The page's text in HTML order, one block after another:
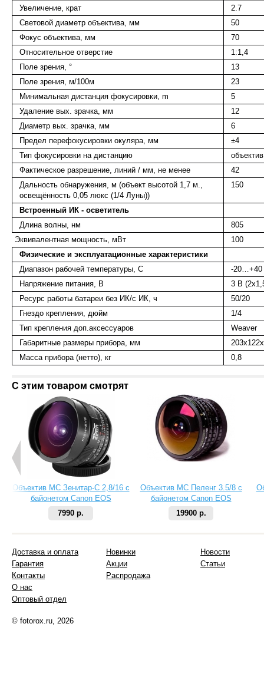
Увеличение, крат
2.7
Световой диаметр объектива, мм
50
Фокус объектива, мм
70
Относительное отверстие
1:1,4
Поле зрения, °
13
Поле зрения, м/100м
23
Минимальная дистанция фокусировки, m
5
Удаление вых. зрачка, мм
12
Диаметр вых. зрачка, мм
6
Предел перефокусировки окуляра, мм
±4
Тип фокусировки на дистанцию
объектив
Фактическое разрешение, линий / мм, не менее
42
Дальность обнаружения, м (объект высотой 1,7 м.,
освещённость 0,05 люкс (1/4 Луны))
150
Встроенный ИК - осветитель
Длина волны, нм
805
Эквивалентная мощность, мВт
100
Физические и эксплуатационные характеристики
Диапазон рабочей температуры, С
-20…+40
Напряжение питания, В
3 В
Ресурс работы батареи без ИК/с ИК, ч
50/20
Гнездо крепления, дюйм
1/4
Тип крепления доп.аксессуаров
Weaver
Габаритные размеры прибора, мм
Масса прибора (нетто), кг
0,8
С этим товаром смотрят
Объектив МС Зенитар-C 2,8/16 с
байонетом Canon EOS
7990 р.
Объектив МС Пеленг 3.5/8 с
байонетом Canon EOS
19900 р.
Доставка и оплата
Гарантия
Контакты
О нас
Оптовый отдел
Новинки
Акции
Распродажа
Новости
Статьи
© fotorox.ru, 2026